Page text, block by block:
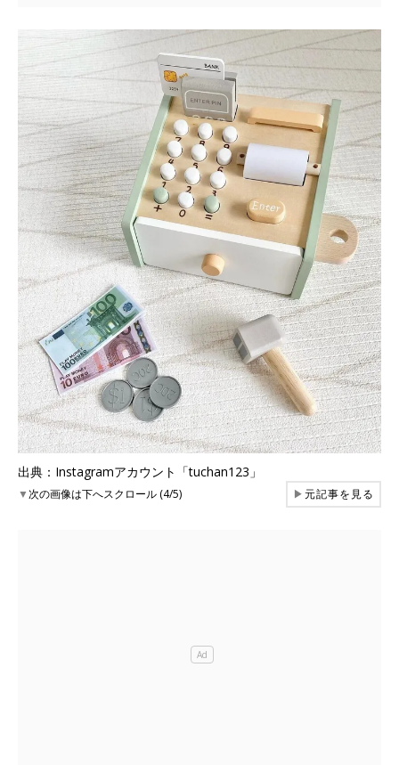
出典：Instagramアカウント「tuchan123」
▼次の画像は下へスクロール (4/5) ▶元記事を見る